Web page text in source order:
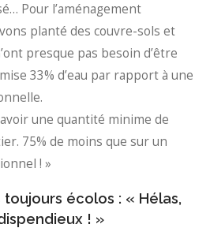
Pour l’aménagement
planté des couvre-sols et
presque pas besoin d’être
33% d’eau par rapport à une
une quantité minime de
75% de moins que sur un
! »
écolos : « Hélas,
! »